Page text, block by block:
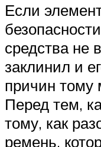
Если
средства не
заклинил и
причин тому
Перед тем,
тому, как
ремень,